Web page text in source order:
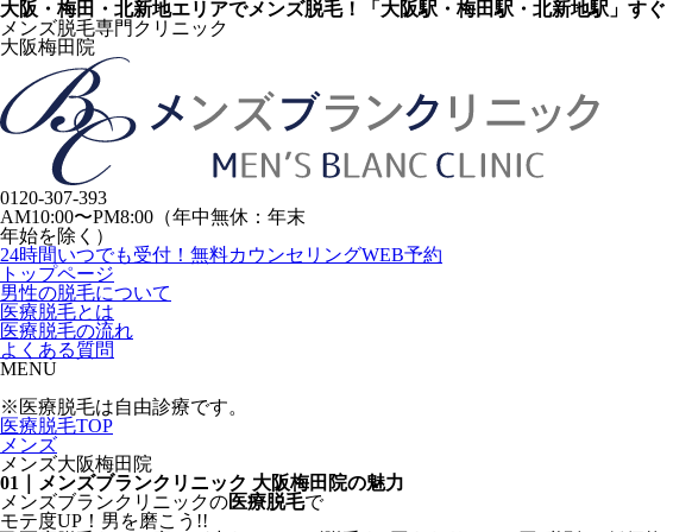
大阪・梅田・北新地エリアでメンズ脱毛！「大阪駅・梅田駅・北新地駅」す
メンズ脱毛専門クリニック
大阪梅田院
0120-307-393
AM10:00〜PM8:00（年中無休：年末
年始を除く）
24時間いつでも受付！ 無料カウンセリングWEB予約
トップページ
男性の脱毛について
医療脱毛とは
医療脱毛の流れ
よくある質問
MENU
※医療脱毛は自由診療です。
医療脱毛TOP
メンズ
メンズ大阪梅田院
01｜メンズブランクリニック 大阪梅田院の魅力
メンズブランクリニックの医療脱毛で
モテ度UP！ 男 を磨こう!!